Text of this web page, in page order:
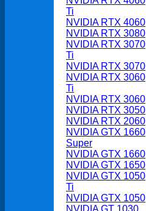
Ti
NVIDIA RTX 4060
NVIDIA RTX 3080
NVIDIA RTX 3070
Ti
NVIDIA RTX 3070
NVIDIA RTX 3060
Ti
NVIDIA RTX 3060
NVIDIA RTX 3050
NVIDIA RTX 2060
NVIDIA GTX 1660
Super
NVIDIA GTX 1660
NVIDIA GTX 1650
NVIDIA GTX 1050
Ti
NVIDIA GTX 1050
NVIDIA GT 1030